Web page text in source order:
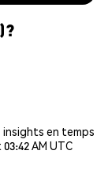
en temps
AM UTC